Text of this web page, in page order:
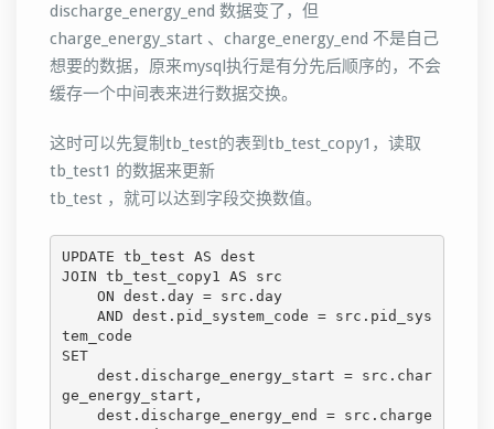
discharge_energy_end 数据变了，但
charge_energy_start 、charge_energy_end 不是自己
想要的数据，原来mysql执行是有分先后顺序的，不会
缓存一个中间表来进行数据交换。
这时可以先复制tb_test的表到tb_test_copy1，读取
tb_test1 的数据来更新
tb_test ，就可以达到字段交换数值。
UPDATE tb_test AS dest
JOIN tb_test_copy1 AS src
tem_code
SET
ge_energy_start,